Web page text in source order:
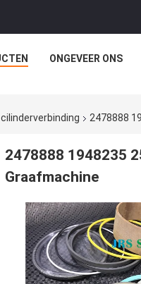
ONGEVEER ONS
2478888
2478888 1948235
Graafmachine